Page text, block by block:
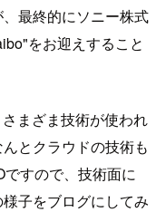
最終的にソニー株式
をお迎えすること
まざま技術が使われ
とクラウドの技術も
すので、技術面に
子をブログにしてみ